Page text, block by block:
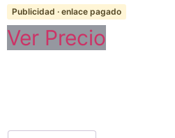
Publicidad · enlace pagado
Ver Precio